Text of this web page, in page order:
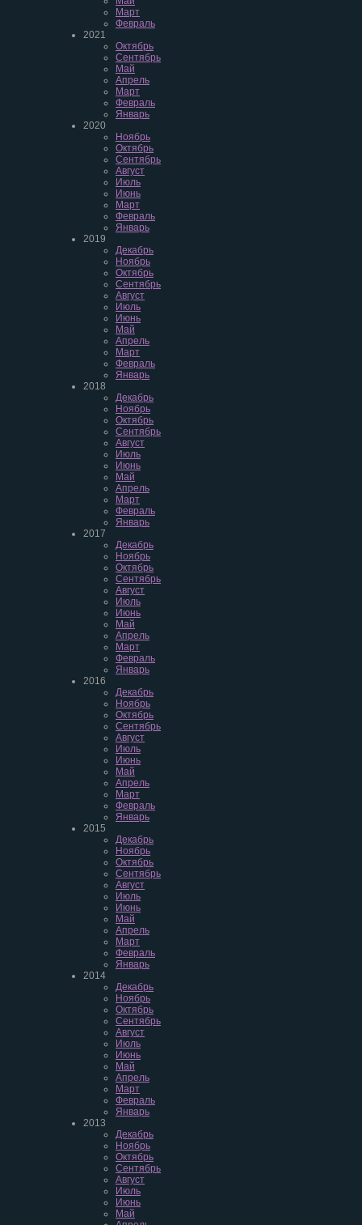
Март
Февраль
2021
Октябрь
Сентябрь
Май
Апрель
Март
Февраль
Январь
2020
Ноябрь
Октябрь
Сентябрь
Август
Июль
Июнь
Март
Февраль
Январь
2019
Декабрь
Ноябрь
Октябрь
Сентябрь
Август
Июль
Июнь
Май
Апрель
Март
Февраль
Январь
2018
Декабрь
Ноябрь
Октябрь
Сентябрь
Август
Июль
Июнь
Май
Апрель
Март
Февраль
Январь
2017
Декабрь
Ноябрь
Октябрь
Сентябрь
Август
Июль
Июнь
Май
Апрель
Март
Февраль
Январь
2016
Декабрь
Ноябрь
Октябрь
Сентябрь
Август
Июль
Июнь
Май
Апрель
Март
Февраль
Январь
2015
Декабрь
Ноябрь
Октябрь
Сентябрь
Август
Июль
Июнь
Май
Апрель
Март
Февраль
Январь
2014
Декабрь
Ноябрь
Октябрь
Сентябрь
Август
Июль
Июнь
Май
Апрель
Март
Февраль
Январь
2013
Декабрь
Ноябрь
Октябрь
Сентябрь
Август
Июль
Июнь
Май